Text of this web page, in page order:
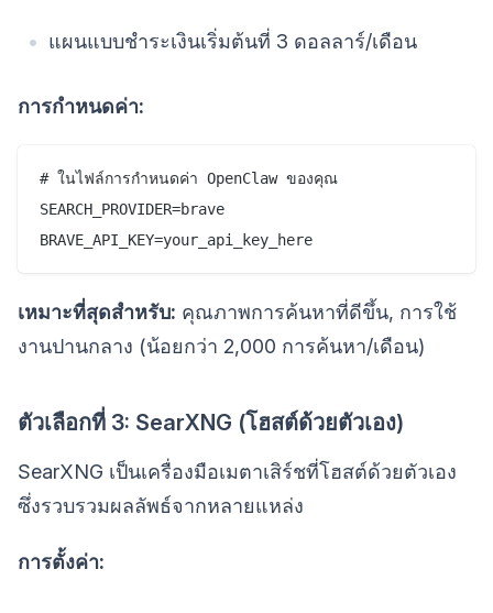
แผนแบบชำระเงินเริ่มต้นที่ 3 ดอลลาร์/เดือน
การกำหนดค่า:
# ในไฟล์การกำหนดค่า OpenClaw ของคุณ
SEARCH_PROVIDER=brave
เหมาะที่สุดสำหรับ: คุณภาพการค้นหาที่ดีขึ้น, การใช้
งานปานกลาง (น้อยกว่า 2,000 การค้นหา/เดือน)
ตัวเลือกที่ 3: SearXNG (โฮสต์ด้วยตัวเอง)
SearXNG เป็นเครื่องมือเมตาเสิร์ชที่โฮสต์ด้วยตัวเอง
ซึ่งรวบรวมผลลัพธ์จากหลายแหล่ง
การตั้งค่า: